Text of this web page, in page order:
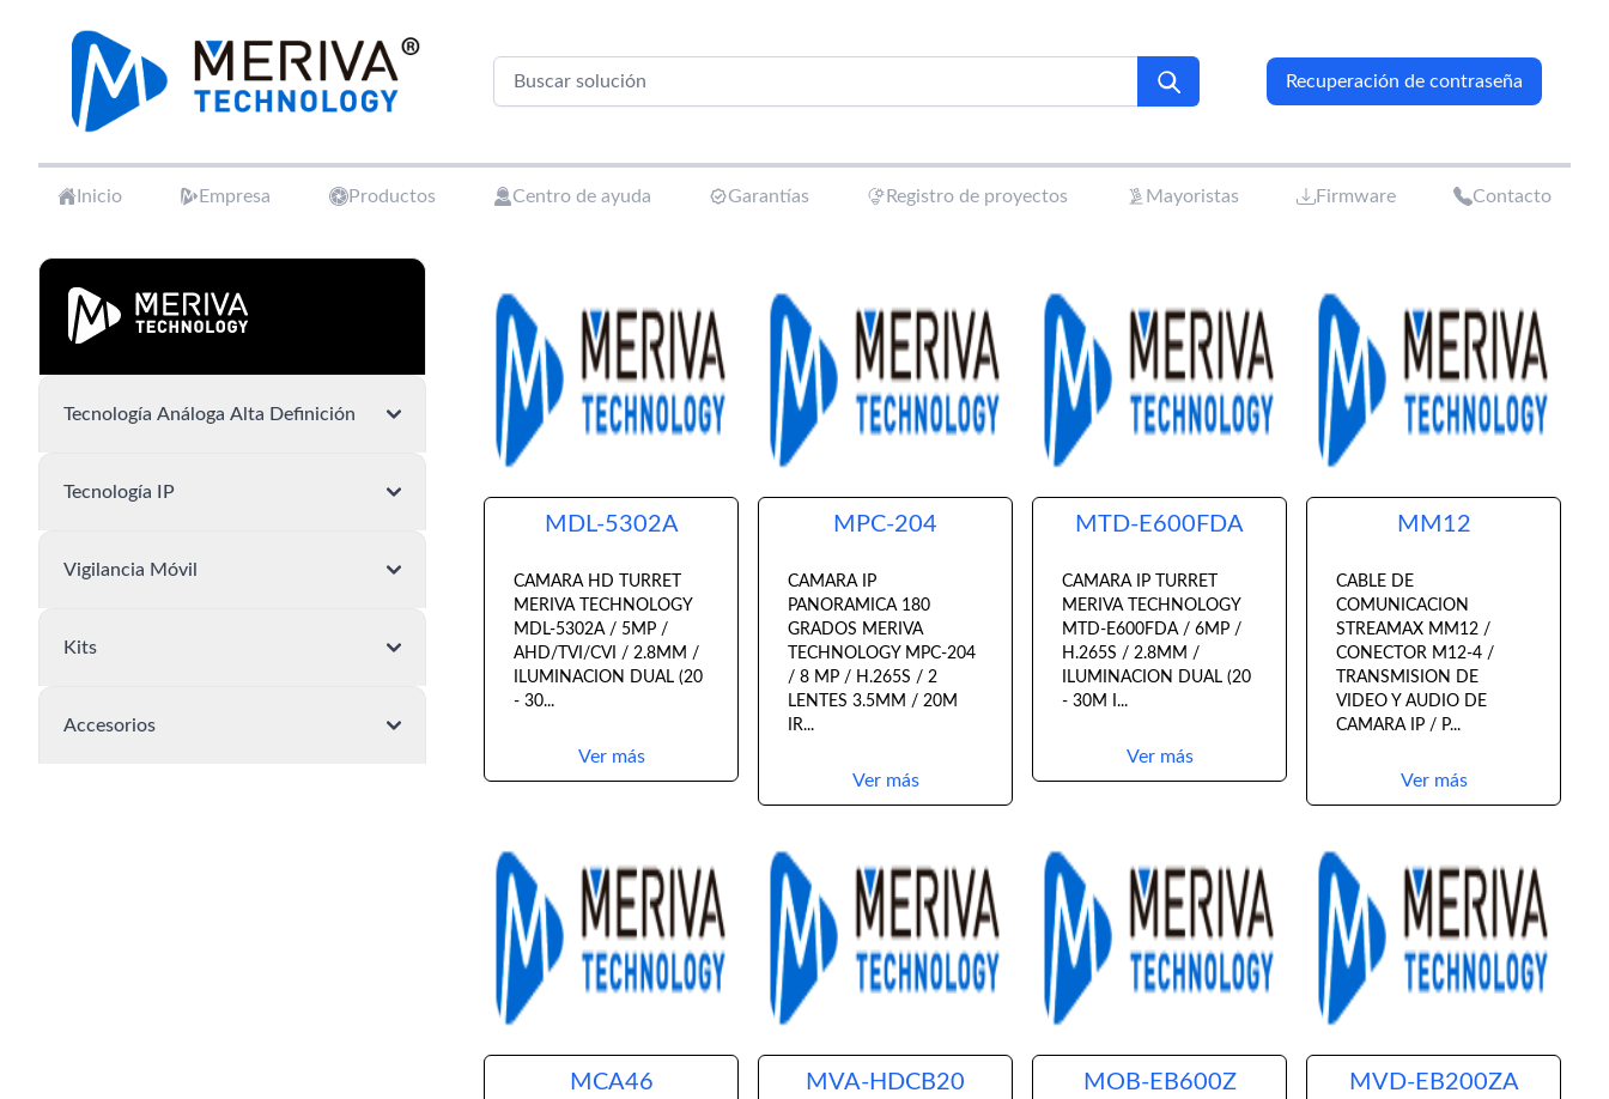
Your Company
Recuperación de contraseña
Inicio Empresa Productos Centro de ayuda Garantías Registro de proyectos Mayoristas Firmware Contacto
Tecnología Análoga Alta Definición
Tecnología IP
Vigilancia Móvil
Kits
Accesorios
MDL-5302A
CAMARA HD TURRET
MERIVA TECHNOLOGY
MDL-5302A / 5MP /
AHD/TVI/CVI / 2.8MM /
ILUMINACION DUAL (20
- 30...
Ver más
MPC-204
CAMARA IP
PANORAMICA 180
GRADOS MERIVA
TECHNOLOGY MPC-204
/ 8 MP / H.265S / 2
LENTES 3.5MM / 20M
IR...
Ver más
MTD-E600FDA
CAMARA IP TURRET
MERIVA TECHNOLOGY
MTD-E600FDA / 6MP /
H.265S / 2.8MM /
ILUMINACION DUAL (20
- 30M I...
Ver más
MM12
CABLE DE
COMUNICACION
STREAMAX MM12 /
CONECTOR M12-4 /
TRANSMISION DE
VIDEO Y AUDIO DE
CAMARA IP / P...
Ver más
MCA46 MVA-HDCB20 MOB-EB600Z MVD-EB200ZA